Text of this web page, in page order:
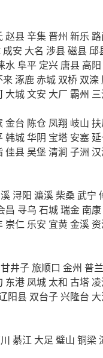
赵县辛集 晋州 新乐
成安 大名 涉县磁县邱
水阜平 定兴 唐县 高阳
来涿鹿赤城 双桥 双滦
大城文安 大厂 霸州
金台 陈仓 凤翔 岐山
韩城华阴 宝塔 安塞
佳县吴堡 清涧 子洲
浔阳 濂溪柴桑武宁
昌 寻乌 石城瑞金 南康
崇仁 乐安 宜黄金溪
甘井子旅顺口 金州 普
东港 凤城 太和 古塔
阳县 双台子兴隆台
綦江 大足 璧山 铜梁